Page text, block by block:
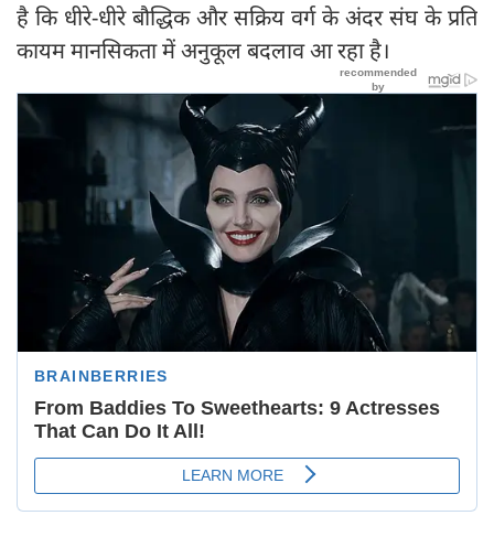
है कि धीरे-धीरे बौद्धिक और सक्रिय वर्ग के अंदर संघ के प्रति
कायम मानसिकता में अनुकूल बदलाव आ रहा है।